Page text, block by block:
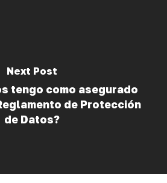
Next Post
tengo como asegurado
de Protección
de Datos?